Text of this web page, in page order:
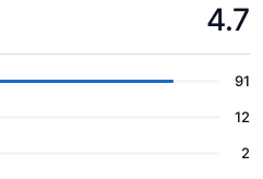
4.7
91
12
2